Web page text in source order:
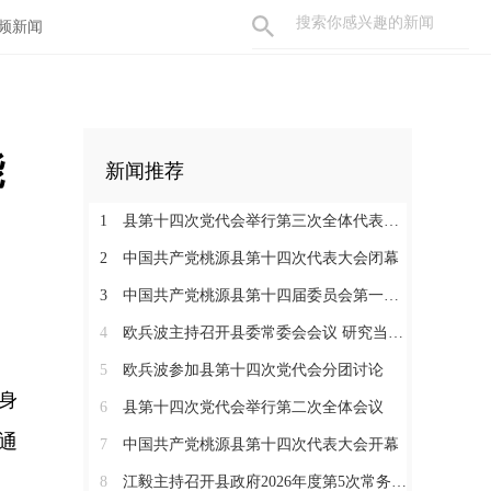
新闻
新闻推荐
1 县第十四次党代会举行第三次全体代表会议
2 中国共产党桃源县第十四次代表大会闭幕
3 中国共产党桃源县第十四届委员会第一次全体会议召开
4 欧兵波主持召开县委常委会会议 研究当前重点工作
5 欧兵波参加县第十四次党代会分团讨论
6 县第十四次党代会举行第二次全体会议
7 中国共产党桃源县第十四次代表大会开幕
8 江毅主持召开县政府2026年度第5次常务会议